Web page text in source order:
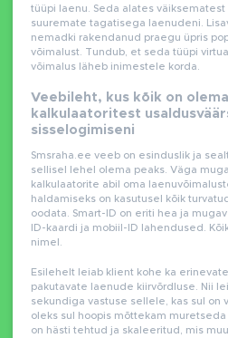
tüüpi laenu. Seda alates
suuremate tagatisega laenudeni.
nemadki rakendanud praegu üpris
võimalust. Tundub, et seda tüüpi
võimalus läheb inimestele korda.
Veebileht, kus kõik on
kalkulaatoritest
sisselogimiseni
Smsraha.ee veeb on esinduslik ja
sellisel lehel olema peaks. Väga
kalkulaatorite abil oma
haldamiseks on kasutusel kõik
oodata. Smart-ID on eriti hea ja
ID-kaardi ja mobiil-ID lahendused.
nimel.
Esilehelt leiab klient kohe ka
pakutavate laenude kiirvõrdluse. Nii
sekundiga vastuse sellele, kas sul on
oleks sul hoopis mõttekam
on hästi tehtud ja skaleeritud, mis